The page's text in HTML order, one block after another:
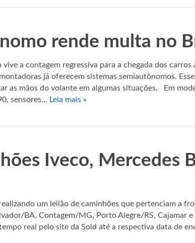
rende multa no
a contagem regressiva para a chegada dos carros
já oferecem sistemas semiautônomos.
as mãos do volante em algumas situações. Em
sensores… Leia mais »
Iveco, Mercedes
um leilão de caminhões que pertenciam a
BA, Contagem/MG, Porto Alegre/RS, Cajamar e
real pelo site da Sold até a respectiva data de